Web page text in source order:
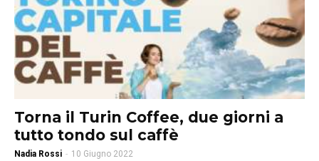
Torna il Turin Coffee, due giorni a
tutto tondo sul caffè
Nadia Rossi - 10 Giugno 2022